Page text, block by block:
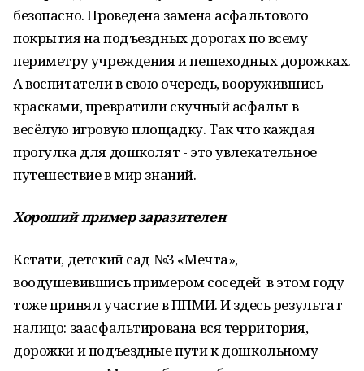
безопасно. Проведена замена асфальтового
покрытия на подъездных дорогах по всему
периметру учреждения и пешеходных дорожках.
А воспитатели в свою очередь, вооружившись
красками, превратили скучный асфальт в
весёлую игровую площадку. Так что каждая
прогулка для дошколят - это увлекательное
путешествие в мир знаний.
Хороший пример заразителен
Кстати, детский сад №3 «Мечта»,
воодушевившись примером соседей в этом году
тоже принял участие в ППМИ. И здесь результат
налицо: заасфальтирована вся территория,
дорожки и подъездные пути к дошкольному